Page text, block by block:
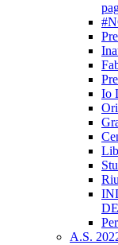
Io
A.S.